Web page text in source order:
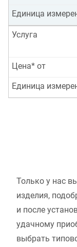
Единица
Услуга
Цена* от
Единица
Только у нас
изделия,
и после
удачному
выбрать